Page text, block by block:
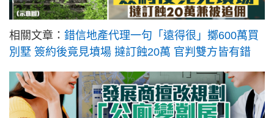
相關文章： 錯信地產代理一句「遠得很」擲600萬買
別墅 簽約後竟見墳場 撻訂蝕20萬 官判雙方皆有錯